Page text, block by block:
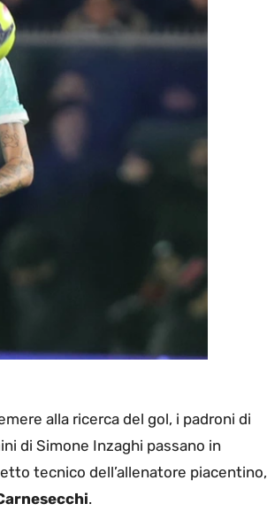
alla ricerca del gol, i padroni di
di Simone Inzaghi passano in
tecnico dell’allenatore piacentino,
.